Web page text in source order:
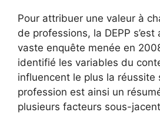
Pour attribuer une valeur à
de professions, la DEPP
vaste enquête menée en
identifié les variables du
influencent le plus la réussite
profession est ainsi un
plusieurs facteurs sous-